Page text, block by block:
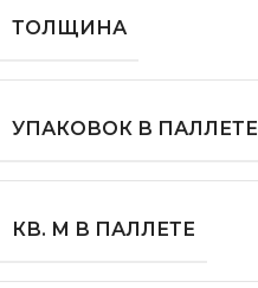
ТОЛЩИНА
УПАКОВОК В ПАЛЛЕТЕ
КВ. М В ПАЛЛЕТЕ